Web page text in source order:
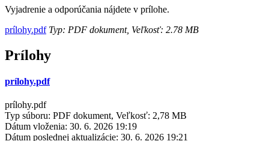
Vyjadrenie a odporúčania nájdete v prílohe.
prílohy.pdfTyp: PDF dokument, Veľkosť: 2.78 MB
Prílohy
prílohy.pdf
prílohy.pdf
Typ súboru: PDF dokument, Veľkosť: 2,78 MB
Dátum vloženia: 30. 6. 2026 19:19
Dátum poslednej aktualizácie: 30. 6. 2026 19:21